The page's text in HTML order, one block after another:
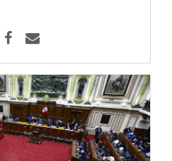
abstenciones.
Legislativo, Alejandro Soto
sesión plenaria, se
Ernesto Bustamante
un accidente en México, y
mejoría.